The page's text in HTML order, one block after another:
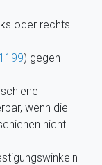
oder rechts
) gegen
wenn die
nicht